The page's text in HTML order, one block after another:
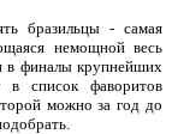
бразильцы - самая
немощной весь
в финалы крупнейших
в список фаворитов
можно за год до